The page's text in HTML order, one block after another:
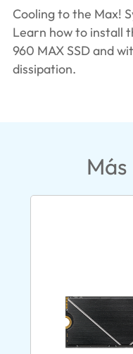
Cooling to the Max!
Learn how to install
960 MAX SSD and
dissipation.